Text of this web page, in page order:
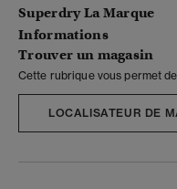
Superdry La Marque
Informations
Trouver un magasin
Cette rubrique vous permet
LOCALISATEUR DE